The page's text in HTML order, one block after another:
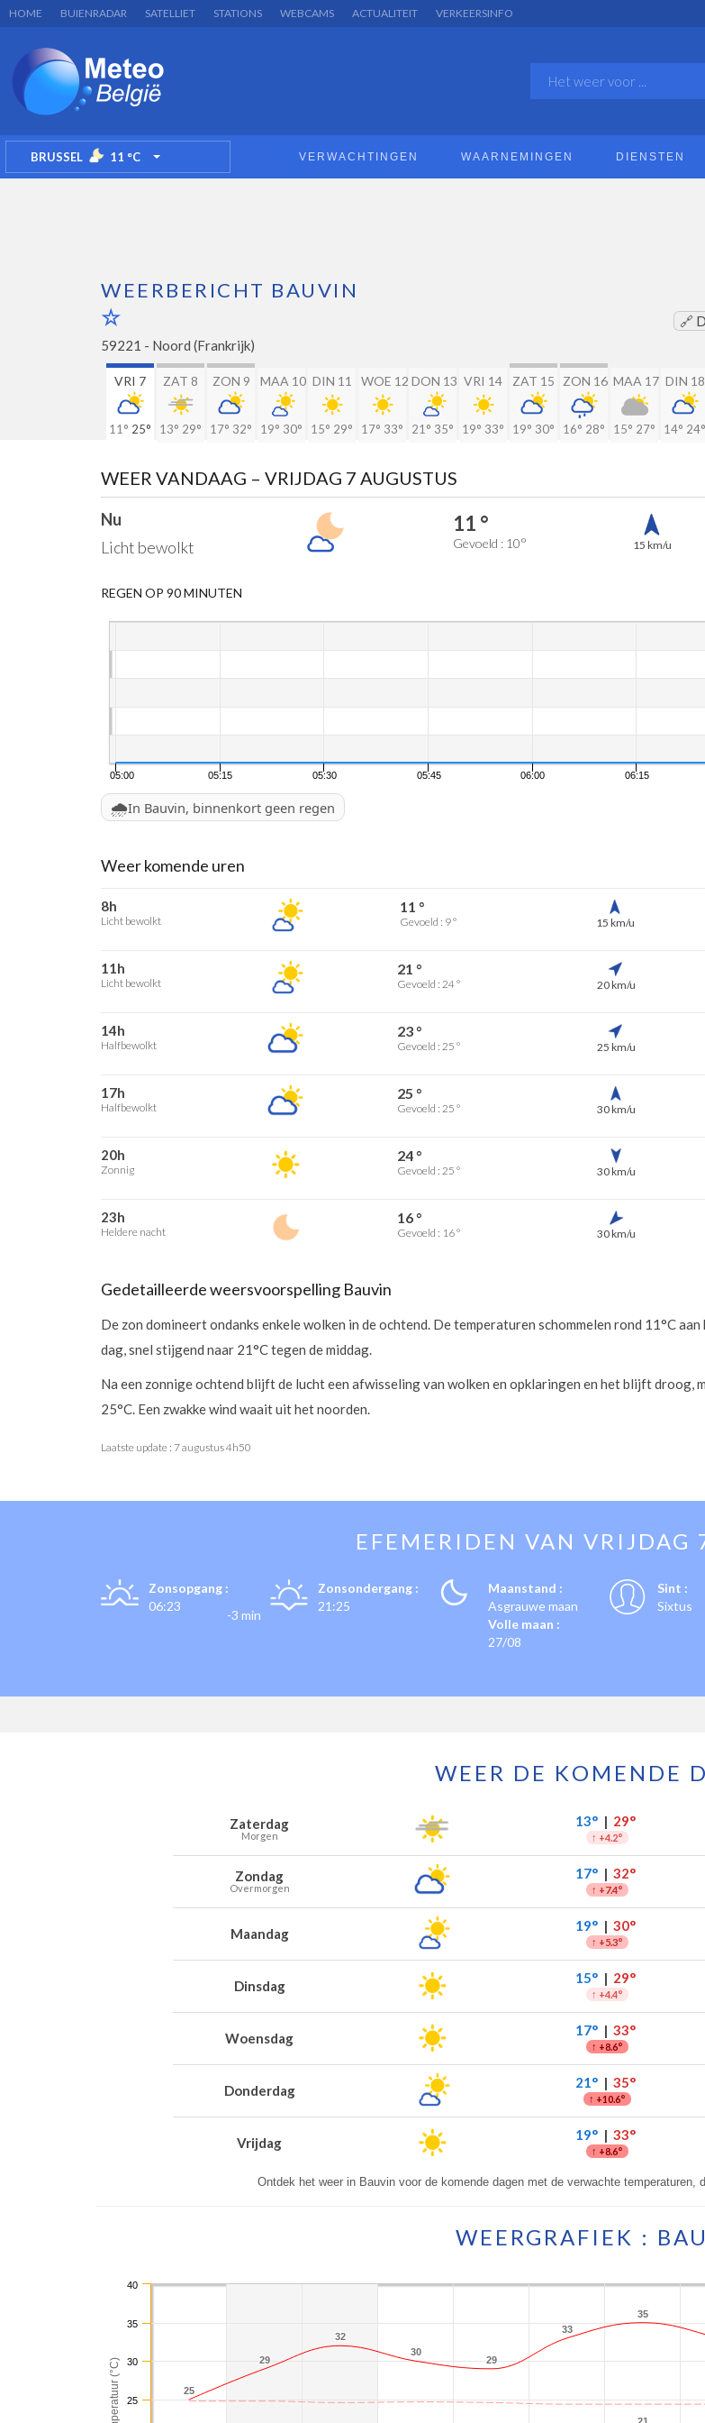
HOME BUIENRADAR SATELLIET STATIONS WEBCAMS ACTUALITEIT VERKEERSINFO
BRUSSEL 11 °C TOGGLE DROPDOWN VERWACHTINGEN WAARNEMINGEN DIENSTEN
WEERBERICHT BAUVIN
🔗
59221 - Noord (Frankrijk)
VRI 7
11° 25°
ZAT 8
13° 29°
ZON 9
17° 32°
MAA 10
19° 30°
DIN 11
15° 29°
WOE 12
17° 33°
DON 13
21° 35°
VRI 14
19° 33°
ZAT 15
19° 30°
ZON 16
16° 28°
MAA 17
15° 27°
DIN 18
14° 24°
WEER VANDAAG – VRIJDAG 7 AUGUSTUS
Nu
Licht bewolkt
11 °
Gevoeld : 10° 15 km/u
REGEN OP 90 MINUTEN
05:00 05:15 05:30 05:45 06:00 06:15
🌧️In Bauvin, binnenkort geen regen
Weer komende uren
8h
Licht bewolkt
11 °
Gevoeld : 9 ° 15 km/u
11h
Licht bewolkt
21 °
Gevoeld : 24 ° 20 km/u
14h
Halfbewolkt
23 °
Gevoeld : 25 ° 25 km/u
17h
Halfbewolkt
25 °
Gevoeld : 25 ° 30 km/u
20h
Zonnig
24 °
Gevoeld : 25 ° 30 km/u
23h
Heldere nacht
16 °
Gevoeld : 16 ° 30 km/u
Gedetailleerde weersvoorspelling Bauvin
De zon domineert ondanks enkele wolken in de ochtend. De temperaturen schommelen rond 11°C aan
dag, snel stijgend naar 21°C tegen de middag.
Na een zonnige ochtend blijft de lucht een afwisseling van wolken en opklaringen en het blijft droog,
25°C. Een zwakke wind waait uit het noorden.
Laatste update : 7 augustus 4h50
EFEMERIDEN VAN VRIJDAG
Zonsopgang :
06:23
-3 min
Zonsondergang :
21:25
Maanstand :
Asgrauwe maan
Volle maan :
27/08
Sint :
Sixtus
WEER DE KOMENDE
Weersverwachting voor Bauvin voor de komende 7 dagen
Weer Temperaturen Neerslag
Zaterdag
Morgen
13°| 29°
↑ +4.2°
Zondag
Overmorgen
17°| 32°
↑ +7.4°
Maandag 19°| 30°
↑ +5.3°
Dinsdag 15°| 29°
↑ +4.4°
Woensdag 17°| 33°
↑ +8.6°
Donderdag 21°| 35°
↑ +10.6°
Vrijdag 19°| 33°
↑ +8.6°
Ontdek het weer in Bauvin voor de komende dagen met de verwachte temperaturen,
WEERGRAFIEK :
Temperatuur (°C) 25
25
29
29
32
32
30
30
29
29
33
33
35
35
25
30
35
40